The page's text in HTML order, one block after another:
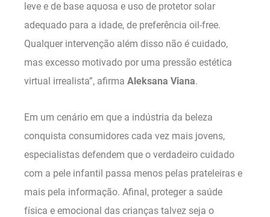
leve e de base aquosa e uso de protetor solar
adequado para a idade, de preferência oil-free.
Qualquer intervenção além disso não é cuidado,
mas excesso motivado por uma pressão estética
virtual irrealista”, afirma Aleksana Viana.
Em um cenário em que a indústria da beleza
conquista consumidores cada vez mais jovens,
especialistas defendem que o verdadeiro cuidado
com a pele infantil passa menos pelas prateleiras e
mais pela informação. Afinal, proteger a saúde
física e emocional das crianças talvez seja o